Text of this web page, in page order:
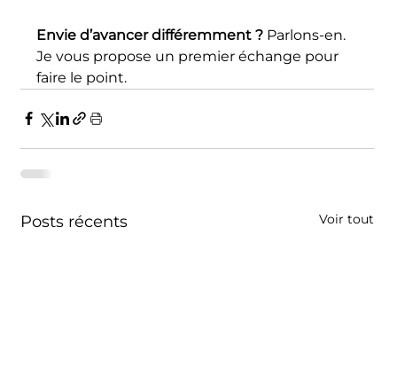
Envie d’avancer différemment ? Parlons-en.
Je vous propose un premier échange pour
faire le point.
Posts récents Voir tout